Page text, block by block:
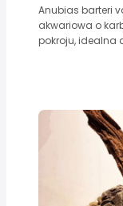
Anubias barteri
akwariowa o
pokroju, idealna